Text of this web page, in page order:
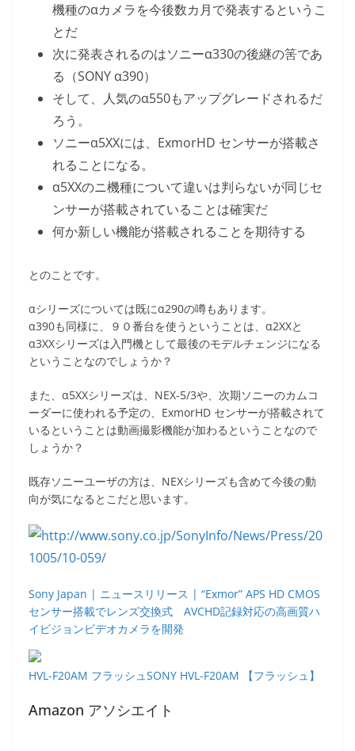
機種のαカメラを今後数カ月で発表するというこ
とだ
次に発表されるのはソニーα330の後継の筈であ
る（SONY α390）
そして、人気のα550もアップグレードされるだ
ろう。
ソニーα5XXには、ExmorHD センサーが搭載さ
れることになる。
α5XXのニ機種について違いは判らないが同じセ
ンサーが搭載されていることは確実だ
何か新しい機能が搭載されることを期待する
とのことです。
αシリーズについては既にα290の噂もあります。
α390も同様に、９０番台を使うということは、α2XXと
α3XXシリーズは入門機として最後のモデルチェンジになる
ということなのでしょうか？
また、α5XXシリーズは、NEX-5/3や、次期ソニーのカムコ
ーダーに使われる予定の、ExmorHD センサーが搭載されて
いるということは動画撮影機能が加わるということなので
しょうか？
既存ソニーユーザの方は、NEXシリーズも含めて今後の動
向が気になるとこだと思います。
Sony Japan | ニュースリリース | “Exmor” APS HD CMOS
センサー搭載でレンズ交換式 AVCHD記録対応の高画質ハ
イビジョンビデオカメラを開発
HVL-F20AM フラッシュSONY HVL-F20AM 【フラッシュ】
Amazon アソシエイト